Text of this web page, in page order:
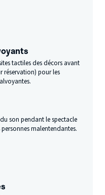
tactiles des décors avant
réservation) pour les
son pendant le spectacle
malentendantes.